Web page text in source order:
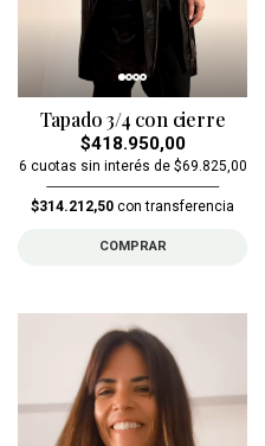
Tapado 3/4 con cierre
$418.950,00
6 cuotas sin interés de $69.825,00
$314.212,50 con transferencia
COMPRAR